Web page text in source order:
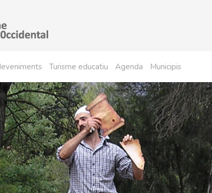
Turisme educatiu Agenda Municipis